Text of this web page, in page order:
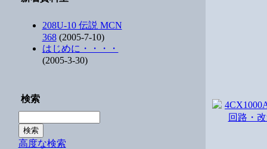
208U-10 伝説 MCN
368(2005-7-10)
はじめに・・・・
(2005-3-30)
検索
高度な検索